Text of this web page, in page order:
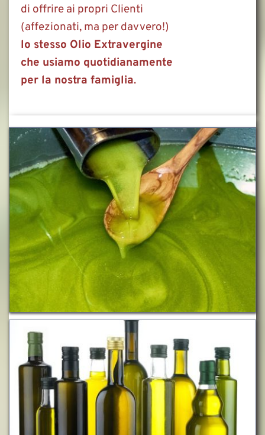
di offrire ai propri Clienti
(affezionati, ma per davvero!)
lo stesso Olio Extravergine
che usiamo quotidianamente
per la nostra famiglia.